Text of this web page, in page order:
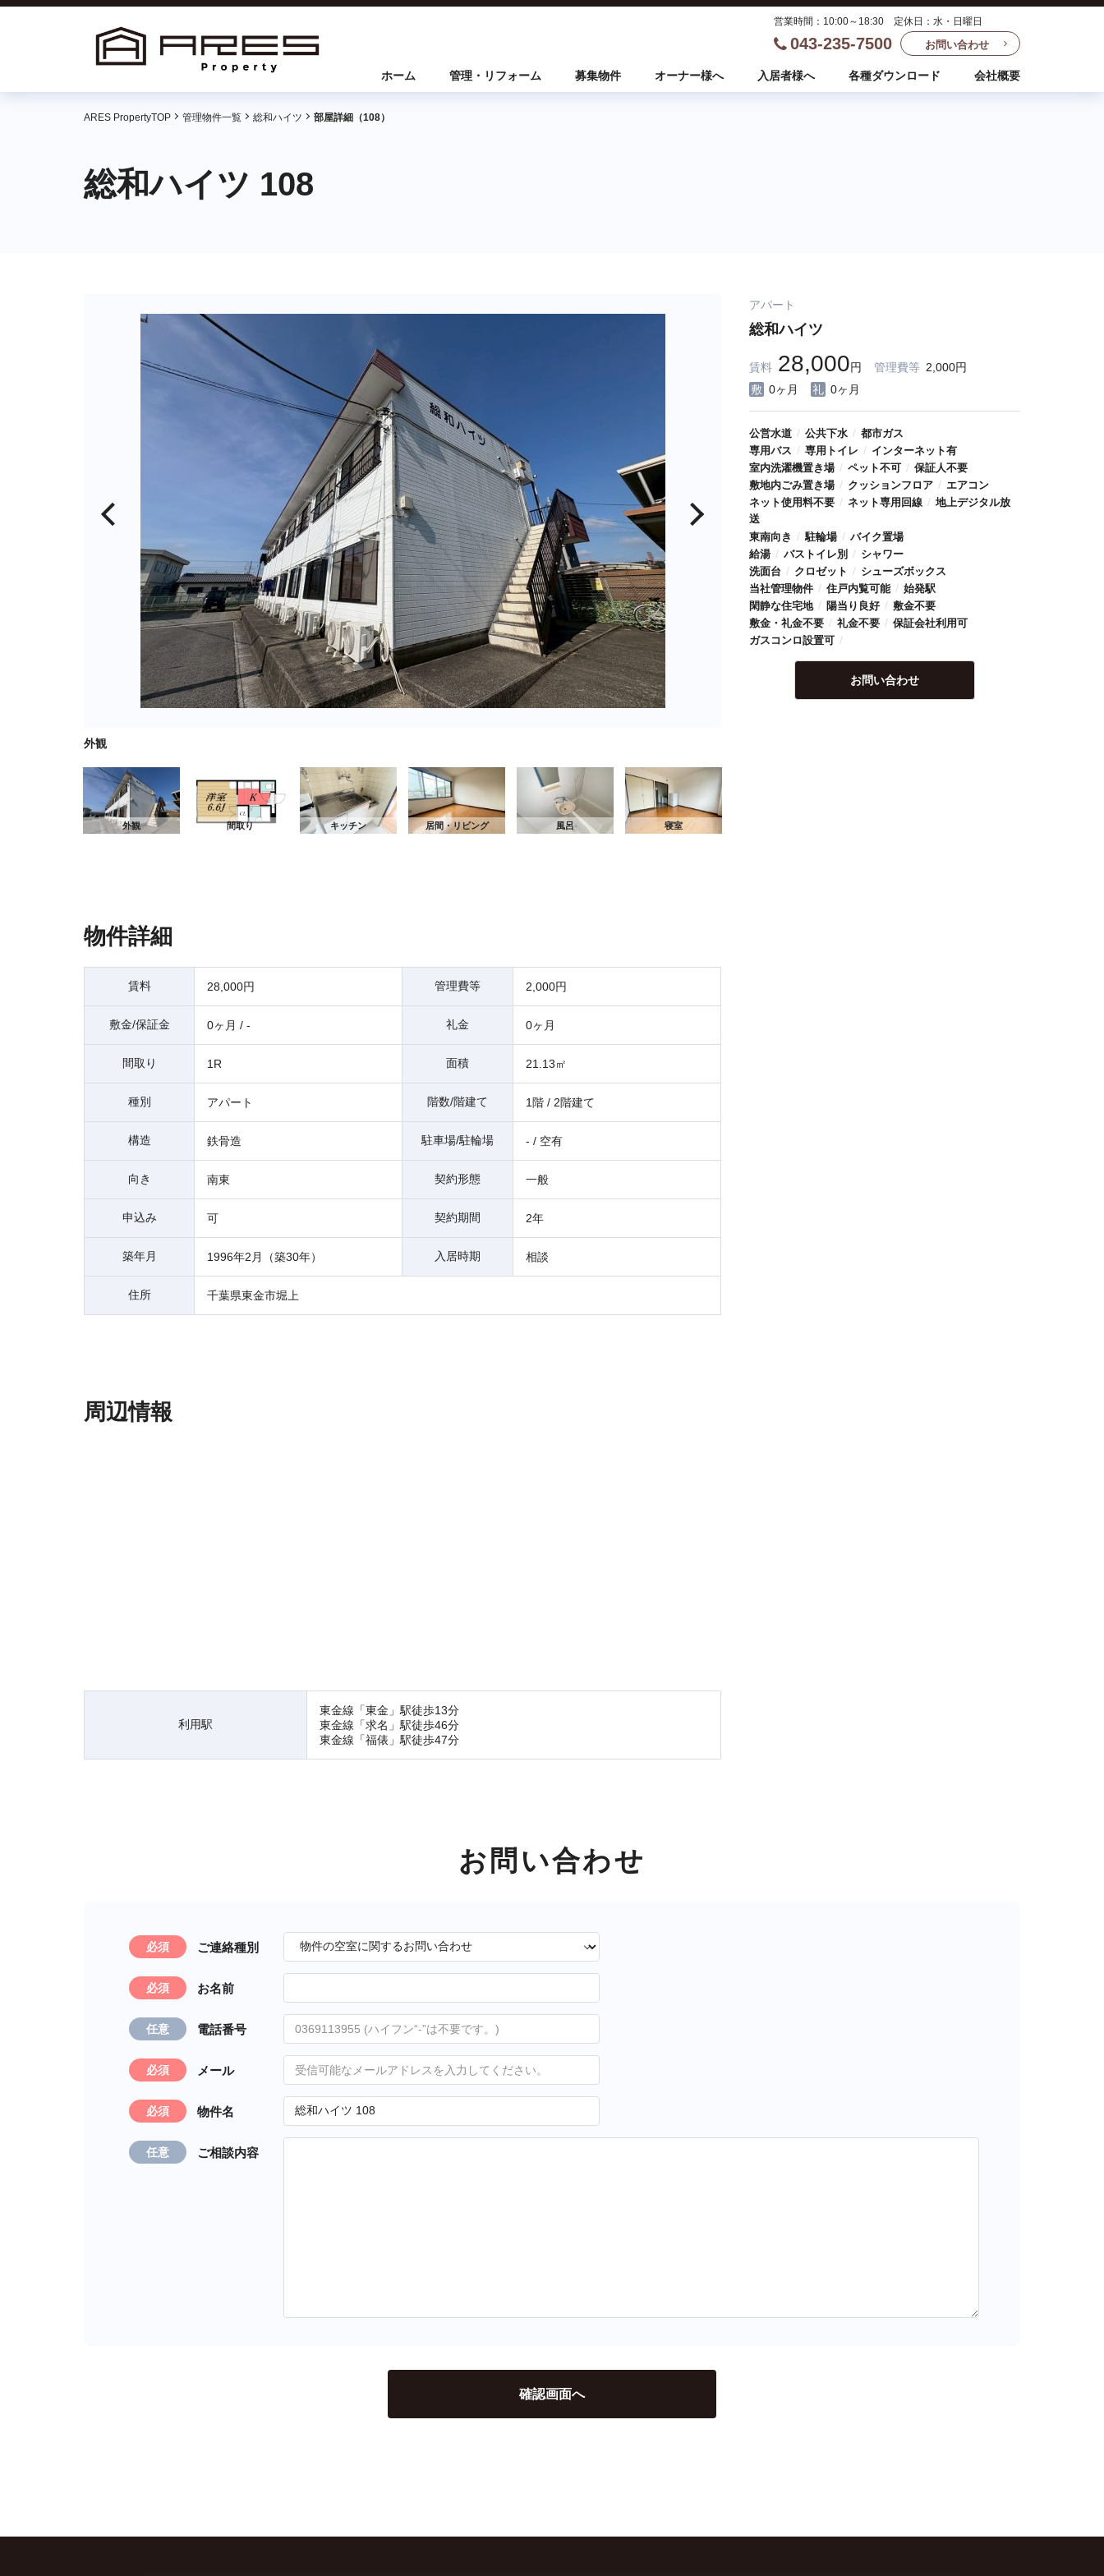
営業時間：10:00～18:30 定休日：水・日曜日
043-235-7500 お問い合わせ
ホーム 管理・リフォーム 募集物件 オーナー様へ 入居者様へ 各種ダウンロード 会社概要
ARES PropertyTOP 管理物件一覧 総和ハイツ 部屋詳細（108）
総和ハイツ 108
外観
外観 間取り キッチン 居間・リビング 風呂 寝室
物件詳細
賃料 28,000円 管理費等 2,000円
敷金/保証金 0ヶ月 / - 礼金 0ヶ月
間取り 1R 面積 21.13㎡
種別 アパート 階数/階建て 1階 / 2階建て
構造 鉄骨造 駐車場/駐輪場 - / 空有
向き 南東 契約形態 一般
申込み 可 契約期間 2年
築年月 1996年2月（築30年） 入居時期 相談
住所 千葉県東金市堀上
周辺情報
利用駅
東金線「東金」駅徒歩13分
東金線「求名」駅徒歩46分
東金線「福俵」駅徒歩47分
アパート
総和ハイツ
賃料 28,000円 管理費等 2,000円
0ヶ月
0ヶ月
公営水道 / 公共下水 / 都市ガス
専用バス / 専用トイレ / インターネット有
室内洗濯機置き場 / ペット不可 / 保証人不要
敷地内ごみ置き場 / クッションフロア / エアコン
ネット使用料不要 / ネット専用回線 / 地上デジタル放
送
東南向き / 駐輪場 / バイク置場
給湯 / バストイレ別 / シャワー
洗面台 / クロゼット / シューズボックス
当社管理物件 / 住戸内覧可能 / 始発駅
閑静な住宅地 / 陽当り良好 / 敷金不要
敷金・礼金不要 / 礼金不要 / 保証会社利用可
ガスコンロ設置可 /
お問い合わせ
お問い合わせ
必須 ご連絡種別
必須 お名前
任意 電話番号
必須 メール
必須 物件名
任意 ご相談内容